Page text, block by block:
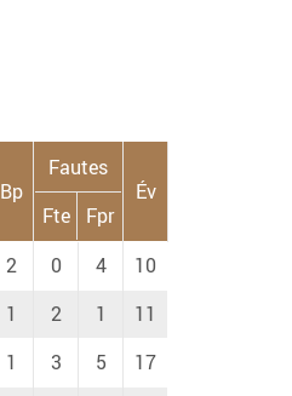
Bp
Fautes
Fte
Fpr
Év
2 0 4
10
1 2 1
11
1 3 5
17